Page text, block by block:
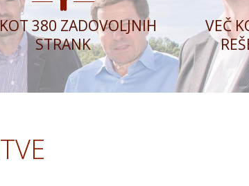
380 ZADOVOLJNIH
STRANK
VEČ